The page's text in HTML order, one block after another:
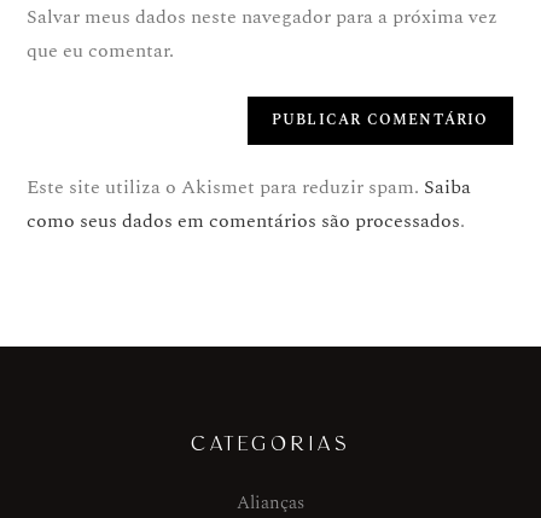
Salvar meus dados neste navegador para a próxima vez
que eu comentar.
Este site utiliza o Akismet para reduzir spam. Saiba
como seus dados em comentários são processados.
CATEGORIAS
Alianças